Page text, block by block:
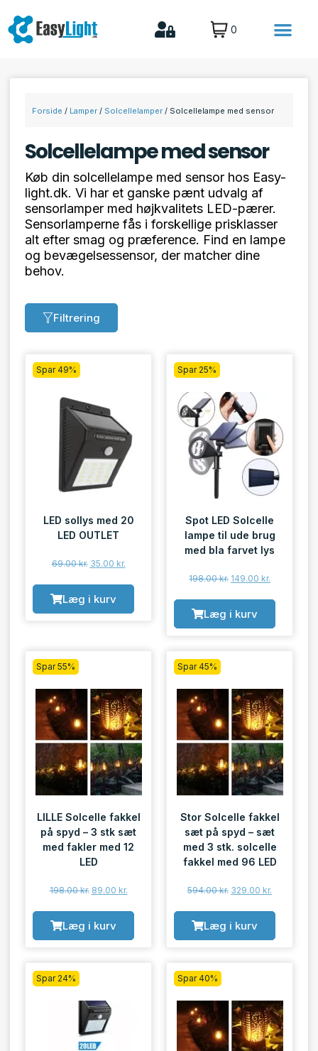
0
Forside / Lamper / Solcellelamper / Solcellelampe med sensor
Solcellelampe med sensor
Køb din solcellelampe med sensor hos Easy-
light.dk. Vi har et ganske pænt udvalg af
sensorlamper med højkvalitets LED-pærer.
Sensorlamperne fås i forskellige prisklasser
alt efter smag og præference. Find en lampe
og bevægelsessensor, der matcher dine
behov.
Filtrering
Spar 49%
LED sollys med 20
LED OUTLET
69.00kr. 35.00 kr.
Læg i kurv
Spar 25%
Spot LED Solcelle
lampe til ude brug
med bla farvet lys
198.00kr. 149.00 kr.
Læg i kurv
Spar 55%
LILLE Solcelle fakkel
på spyd – 3 stk sæt
med fakler med 12
LED
198.00kr. 89.00 kr.
Læg i kurv
Spar 45%
Stor Solcelle fakkel
sæt på spyd – sæt
med 3 stk. solcelle
fakkel med 96 LED
594.00kr. 329.00 kr.
Læg i kurv
Spar 24% Spar 40%